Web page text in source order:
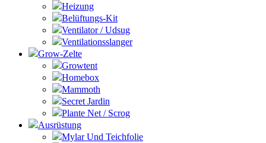
Heizung
Belüftungs-Kit
Ventilator / Udsug
Ventilationsslanger
Grow-Zelte
Growtent
Homebox
Mammoth
Secret Jardin
Plante Net / Scrog
Ausrüstung
Mylar Und Teichfolie